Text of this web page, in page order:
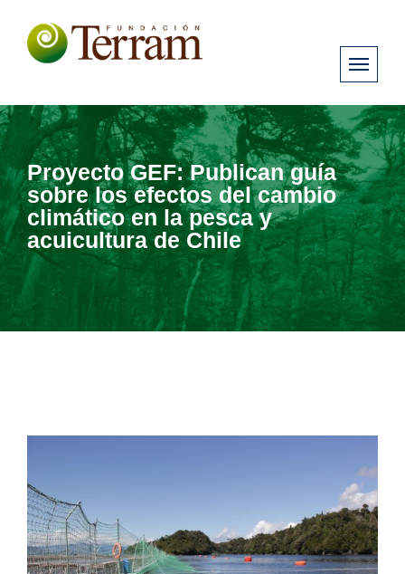
Proyecto GEF: Publican guía
sobre los efectos del cambio
climático en la pesca y
acuicultura de Chile